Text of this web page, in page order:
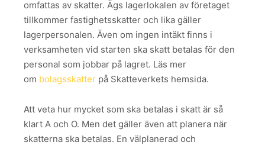
omfattas av skatter. Ägs lagerlokalen av företaget
tillkommer fastighetsskatter och lika gäller
lagerpersonalen. Även om ingen intäkt finns i
verksamheten vid starten ska skatt betalas för den
personal som jobbar på lagret. Läs mer
om bolagsskatter på Skatteverkets hemsida.
Att veta hur mycket som ska betalas i skatt är så
klart A och O. Men det gäller även att planera när
skatterna ska betalas. En välplanerad och